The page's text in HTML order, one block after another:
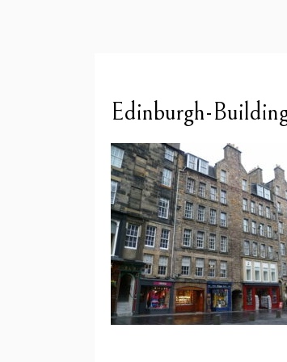
Edinburgh-